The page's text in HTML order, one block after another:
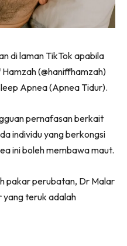
di laman TikTok apabila
(@haniffhamzah)
Apnea (Apnea Tidur).
pernafasan berkait
individu yang berkongsi
ini boleh membawa maut.
pakar perubatan, Dr Malar
yang teruk adalah